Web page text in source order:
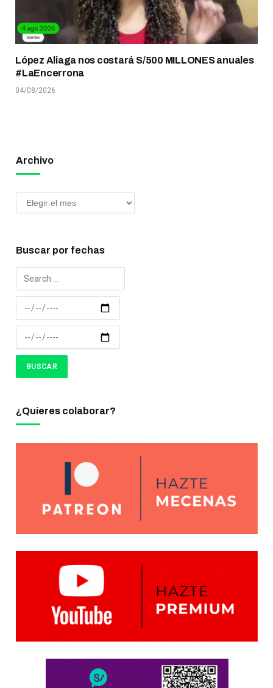
López Aliaga nos costará S/500 MILLONES anuales
#LaEncerrona
04/08/2026
Archivo
Buscar por fechas
¿Quieres colaborar?